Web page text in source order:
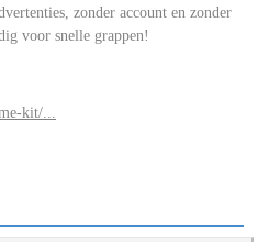
zonder account en zonder
voor snelle grappen!
kit/...